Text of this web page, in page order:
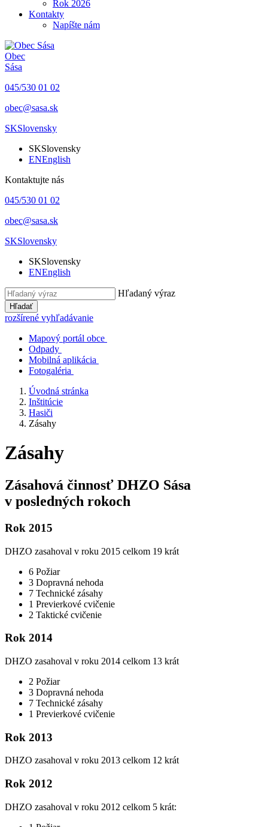
Rok 2026
Kontakty
Napíšte nám
Obec
Sása
045/530 01 02
obec@sasa.sk
SKSlovensky
SKSlovensky
ENEnglish
Kontaktujte nás
045/530 01 02
obec@sasa.sk
SKSlovensky
SKSlovensky
ENEnglish
Hľadaný výraz
Hľadať
rozšírené vyhľadávanie
Mapový portál obce
Odpady
Mobilná aplikácia
Fotogaléria
Úvodná stránka
Inštitúcie
Hasiči
Zásahy
Zásahy
Zásahová činnosť DHZO Sása
v posledných rokoch
Rok 2015
DHZO zasahoval v roku 2015 celkom 19 krát
6 Požiar
3 Dopravná nehoda
7 Technické zásahy
1 Previerkové cvičenie
2 Taktické cvičenie
Rok 2014
DHZO zasahoval v roku 2014 celkom 13 krát
2 Požiar
3 Dopravná nehoda
7 Technické zásahy
1 Previerkové cvičenie
Rok 2013
DHZO zasahoval v roku 2013 celkom 12 krát
Rok 2012
DHZO zasahoval v roku 2012 celkom 5 krát: